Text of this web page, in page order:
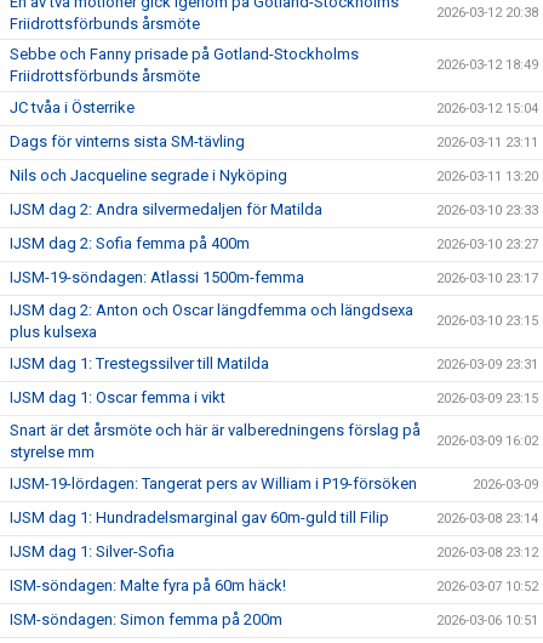
Friidrottsförbunds årsmöte
2026-03-12 20:38
Sebbe och Fanny prisade på Gotland-Stockholms
Friidrottsförbunds årsmöte
2026-03-12 18:49
JC tvåa i Österrike 2026-03-12 15:04
Dags för vinterns sista SM-tävling 2026-03-11 23:11
Nils och Jacqueline segrade i Nyköping 2026-03-11 13:20
IJSM dag 2: Andra silvermedaljen för Matilda 2026-03-10 23:33
IJSM dag 2: Sofia femma på 400m 2026-03-10 23:27
IJSM-19-söndagen: Atlassi 1500m-femma 2026-03-10 23:17
IJSM dag 2: Anton och Oscar längdfemma och längdsexa
plus kulsexa
2026-03-10 23:15
IJSM dag 1: Trestegssilver till Matilda 2026-03-09 23:31
IJSM dag 1: Oscar femma i vikt 2026-03-09 23:15
Snart är det årsmöte och här är valberedningens förslag på
styrelse mm
2026-03-09 16:02
IJSM-19-lördagen: Tangerat pers av William i P19-försöken 2026-03-09
IJSM dag 1: Hundradelsmarginal gav 60m-guld till Filip 2026-03-08 23:14
IJSM dag 1: Silver-Sofia 2026-03-08 23:12
ISM-söndagen: Malte fyra på 60m häck! 2026-03-07 10:52
ISM-söndagen: Simon femma på 200m 2026-03-06 10:51